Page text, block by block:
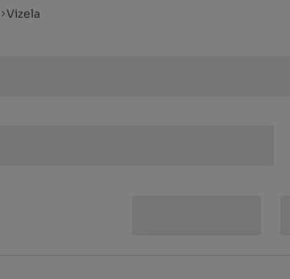
Vizela